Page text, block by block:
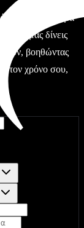
το πρόγραμμα
και μας δίνεις
βοηθώντας
τον χρόνο σου,